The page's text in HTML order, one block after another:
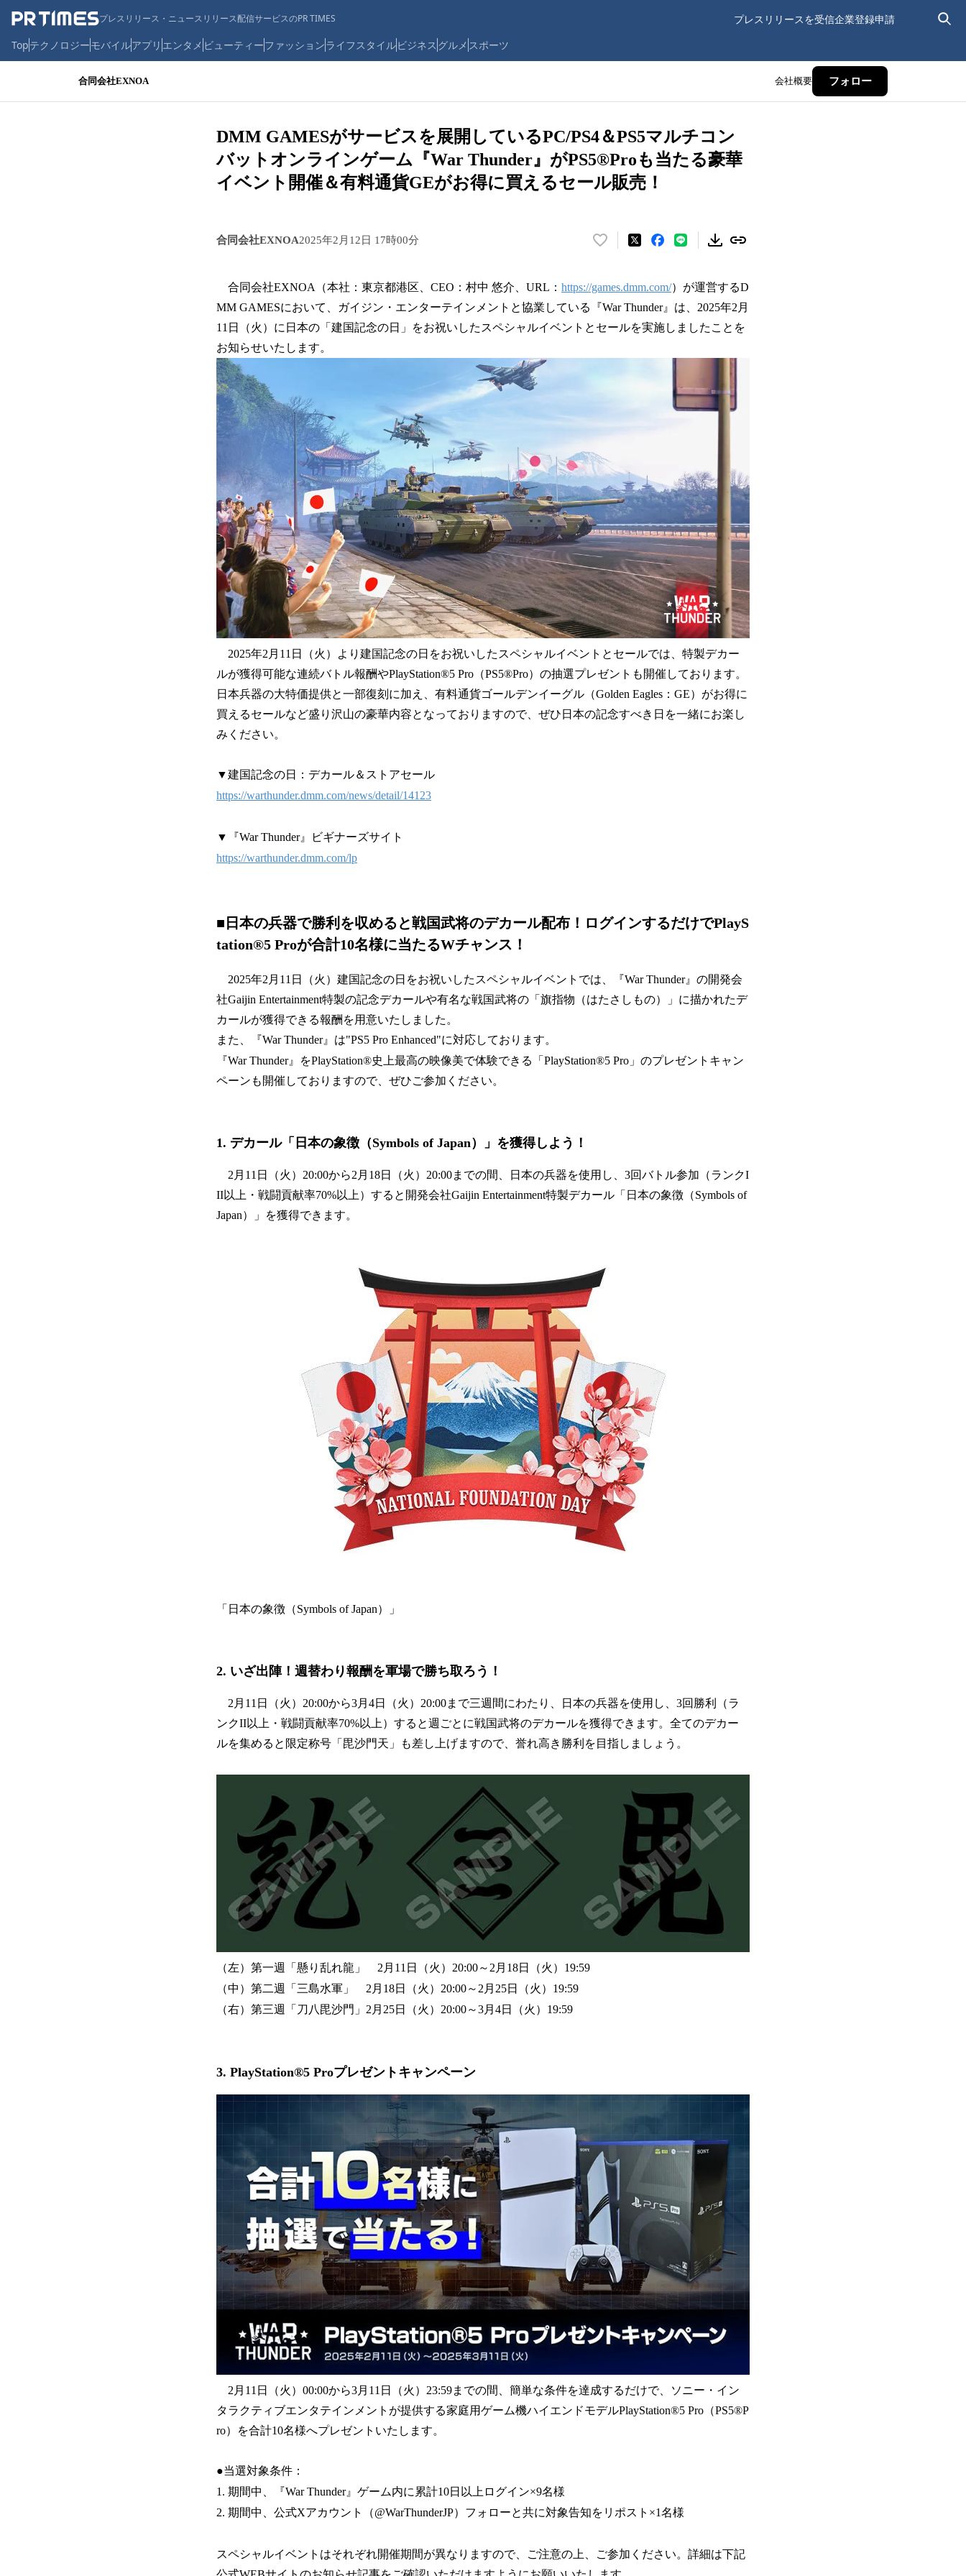
プレスリリース・ニュースリリース配信サービスのPR TIMES プレスリリースを受信企業登録申請
Topテクノロジーモバイルアプリ エンタメ ビューティーファッションライフスタイルビジネス グルメ スポーツ
合同会社EXNOA 会社概要 フォロー
DMM GAMESがサービスを展開しているPC/PS4＆PS5マルチコン
バットオンラインゲーム『War Thunder』がPS5®Proも当たる豪華
イベント開催＆有料通貨GEがお得に買えるセール販売！
合同会社EXNOA2025年2月12日 17時00分
い
！
数
を
合同会社EXNOA（本社：東京都港区、CEO：村中 悠介、URL： https://games.dmm.com/）が運営するD
MM GAMESにおいて、ガイジン・エンターテインメントと協業している『War Thunder』は、2025年2月
11日（火）に日本の「建国記念の日」をお祝いしたスペシャルイベントとセールを実施しましたことを
お知らせいたします。
2025年2月11日（火）より建国記念の日をお祝いしたスペシャルイベントとセールでは、特製デカー
ルが獲得可能な連続バトル報酬やPlayStation®5 Pro（PS5®Pro）の抽選プレゼントも開催しております。
日本兵器の大特価提供と一部復刻に加え、有料通貨ゴールデンイーグル（Golden Eagles：GE）がお得に
買えるセールなど盛り沢山の豪華内容となっておりますので、ぜひ日本の記念すべき日を一緒にお楽し
みください。
▼建国記念の日：デカール＆ストアセール
https://warthunder.dmm.com/news/detail/14123
▼『War Thunder』ビギナーズサイト
https://warthunder.dmm.com/lp
■日本の兵器で勝利を収めると戦国武将のデカール配布！ログインするだけでPlayS
tation®5 Proが合計10名様に当たるWチャンス！
2025年2月11日（火）建国記念の日をお祝いしたスペシャルイベントでは、『War Thunder』の開発会
社Gaijin Entertainment特製の記念デカールや有名な戦国武将の「旗指物（はたさしもの）」に描かれたデ
カールが獲得できる報酬を用意いたしました。
また、『War Thunder』は"PS5 Pro Enhanced"に対応しております。
『War Thunder』をPlayStation®史上最高の映像美で体験できる「PlayStation®5 Pro」のプレゼントキャン
ペーンも開催しておりますので、ぜひご参加ください。
1. デカール「日本の象徴（Symbols of Japan）」を獲得しよう！
2月11日（火）20:00から2月18日（火）20:00までの間、日本の兵器を使用し、3回バトル参加（ランクI
II以上・戦闘貢献率70%以上）すると開発会社Gaijin Entertainment特製デカール「日本の象徴（Symbols of
Japan）」を獲得できます。
「日本の象徴（Symbols of Japan）」
2. いざ出陣！週替わり報酬を軍場で勝ち取ろう！
2月11日（火）20:00から3月4日（火）20:00まで三週間にわたり、日本の兵器を使用し、3回勝利（ラ
ンクII以上・戦闘貢献率70%以上）すると週ごとに戦国武将のデカールを獲得できます。全てのデカー
ルを集めると限定称号「毘沙門天」も差し上げますので、誉れ高き勝利を目指しましょう。
（左）第一週「懸り乱れ龍」 2月11日（火）20:00～2月18日（火）19:59
（中）第二週「三島水軍」 2月18日（火）20:00～2月25日（火）19:59
（右）第三週「刀八毘沙門」2月25日（火）20:00～3月4日（火）19:59
3. PlayStation®5 Proプレゼントキャンペーン
2月11日（火）00:00から3月11日（火）23:59までの間、簡単な条件を達成するだけで、ソニー・イン
タラクティブエンタテインメントが提供する家庭用ゲーム機ハイエンドモデルPlayStation®5 Pro（PS5®P
ro）を合計10名様へプレゼントいたします。
●当選対象条件：
1. 期間中、『War Thunder』ゲーム内に累計10日以上ログイン×9名様
2. 期間中、公式Xアカウント（@WarThunderJP）フォローと共に対象告知をリポスト×1名様
スペシャルイベントはそれぞれ開催期間が異なりますので、ご注意の上、ご参加ください。詳細は下記